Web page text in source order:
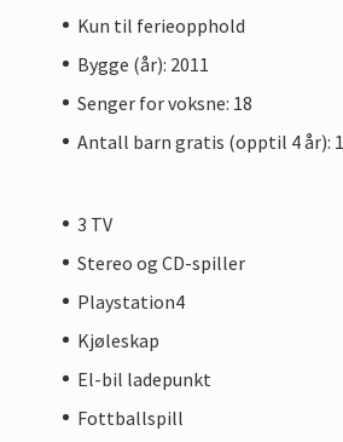
Kun til ferieopphold
Bygge (år): 2011
Senger for voksne: 18
Antall barn gratis (opptil 4 år): 1
3 TV
Stereo og CD-spiller
Playstation4
Kjøleskap
El-bil ladepunkt
Fottballspill